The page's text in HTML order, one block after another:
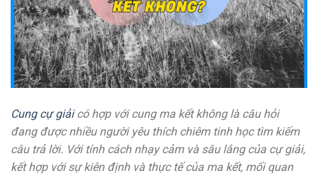
Cung cự giảicó hợp với cung ma kết không là câu hỏi
đang được nhiều người yêu thích chiêm tinh học tìm kiếm
câu trả lời. Với tính cách nhạy cảm và sâu lắng của cự giải,
kết hợp với sự kiên định và thực tế của ma kết, mối quan